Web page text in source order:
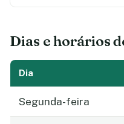
Dias e horários
Dia
Segunda-feira